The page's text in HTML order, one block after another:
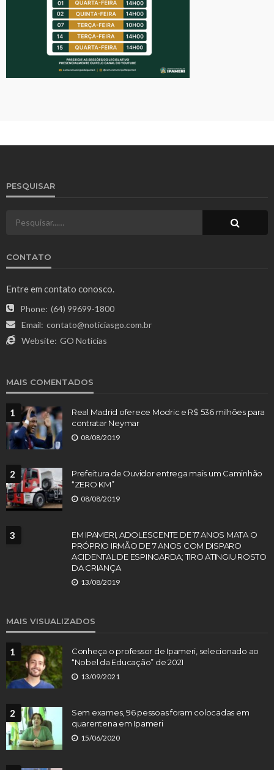
PESQUISAR
CONTATO
Entre em contato conosco.
Phone: (64) 99699-1800
Email: contato@noticiasgo.com.br
Website: GO Notícias
MAIS COMENTADOS
1
Real Madrid oferece Modric e R$ 536 milhões para
contratar Neymar
08/08/2019
2
Prefeitura de Ouvidor entrega mais um Caminhão
“ZERO KM”
08/08/2019
3
EM IPAMERI, ADOLESCENTE DE 17 ANOS MATA O
PRÓPRIO IRMÃO DE 7 ANOS COM DISPARO
ACIDENTAL DE ESPINGARDA; TIRO ATINGIU ROSTO
DA CRIANÇA
13/08/2019
MAIS VISUALIZADOS
1
Conheça o professor de Ipameri, selecionado ao
“Nobel da Educação” de 2021
13/09/2021
2
Sem exames, 96 pessoas foram colocadas em
quarentena em Ipameri
15/06/2020